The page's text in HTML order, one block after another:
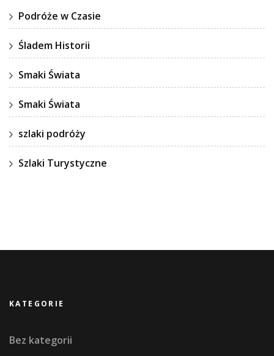
Podróże w Czasie
Śladem Historii
Smaki Świata
Smaki Świata
szlaki podróży
Szlaki Turystyczne
KATEGORIE
Bez kategorii